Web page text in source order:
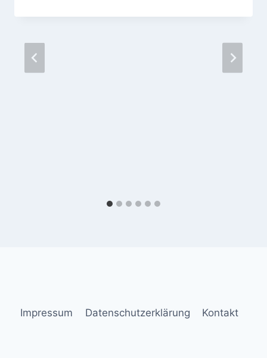
Impressum Datenschutzerklärung Kontakt